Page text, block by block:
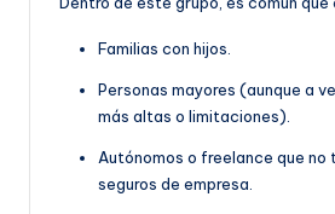
Familias con hijos.
Personas mayores (aunque a
más altas o limitaciones).
Autónomos o freelance que no
seguros de empresa.